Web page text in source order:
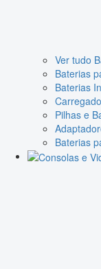
Ver tudo
Baterias
Baterias
Pilhas e
Baterias